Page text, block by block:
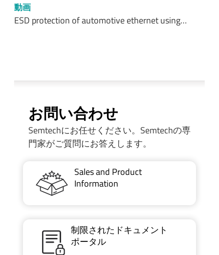
動画
ESD protection of automotive ethernet using…
お問い合わせ
Semtechにお任せください。Semtechの専
門家がご質問にお答えします。
Sales and Product
Information
制限されたドキュメント
ポータル